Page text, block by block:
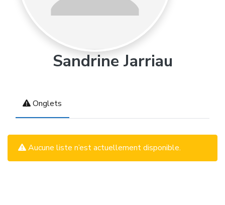
Sandrine Jarriau
Onglets
Aucune liste n’est actuellement disponible.